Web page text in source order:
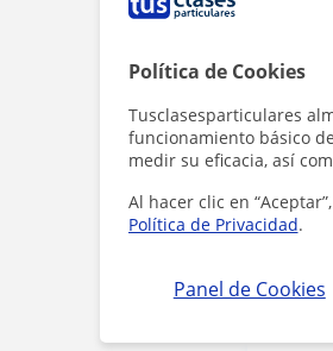
Política de Cookies
Tusclasesparticulares
funcionamiento básico
medir su eficacia, así
Al hacer clic en
Política de Privacidad.
Panel de Cookies